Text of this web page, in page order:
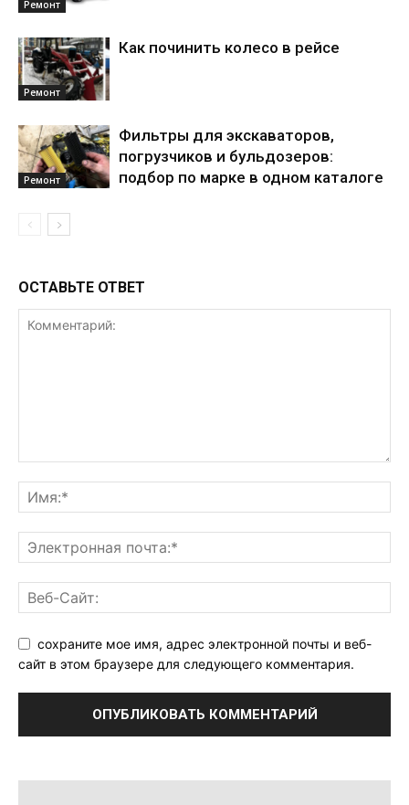
Ремонт
Ремонт
Как починить колесо в рейсе
Ремонт
Фильтры для экскаваторов,
погрузчиков и бульдозеров:
подбор по марке в одном каталоге
ОСТАВЬТЕ ОТВЕТ
сохраните мое имя, адрес электронной почты и веб-
сайт в этом браузере для следующего комментария.